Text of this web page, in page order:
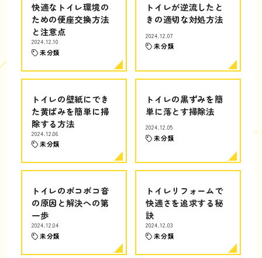
快適なトイレ環境の
ための便座交換方法
と注意点
2024.12.10
未分類
トイレが逆流したと
きの適切な対処方法
2024.12.07
未分類
トイレの壁紙にでき
た黄ばみを簡単に掃
除する方法
2024.12.06
未分類
トイレの黒ずみを簡
単に落とす掃除法
2024.12.05
未分類
トイレのボコボコ音
の原因と解決への第
一歩
2024.12.04
未分類
トイレリフォームで
快適さを追求する秘
訣
2024.12.03
未分類